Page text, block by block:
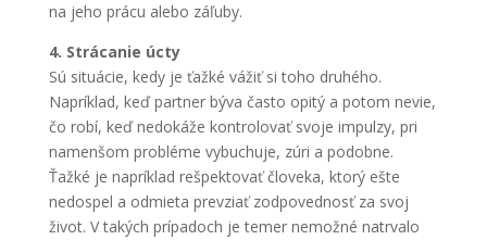
na jeho prácu alebo záľuby.
4. Strácanie úcty
Sú situácie, kedy je ťažké vážiť si toho druhého.
Napríklad, keď partner býva často opitý a potom nevie,
čo robí, keď nedokáže kontrolovať svoje impulzy, pri
namenšom probléme vybuchuje, zúri a podobne.
Ťažké je napríklad rešpektovať človeka, ktorý ešte
nedospel a odmieta prevziať zodpovednosť za svoj
život. V takých prípadoch je temer nemožné natrvalo